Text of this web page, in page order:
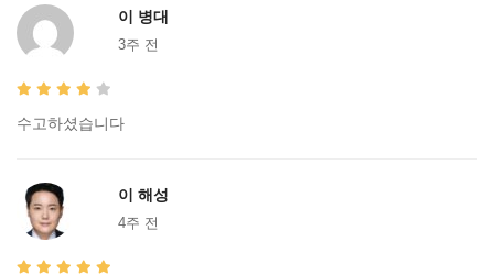
이 병대
3주 전
수고하셨습니다
이 해성
4주 전